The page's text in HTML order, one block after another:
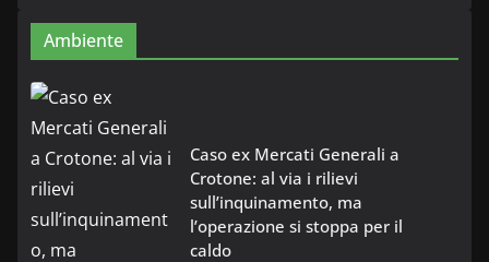
Ambiente
Caso ex Mercati Generali a
Crotone: al via i rilievi
sull’inquinamento, ma
l’operazione si stoppa per il
caldo